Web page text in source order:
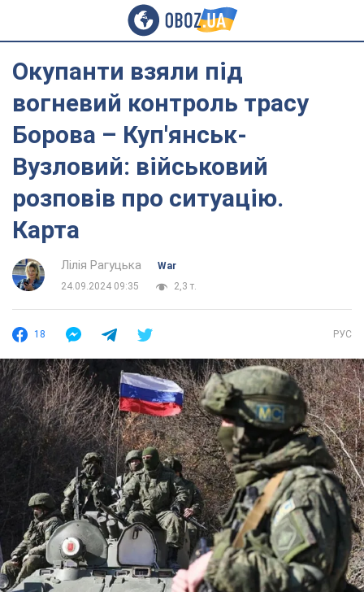
Окупанти взяли під
вогневий контроль трасу
Борова – Куп'янськ-
Вузловий: військовий
розповів про ситуацію.
Карта
Лілія Рагуцька
War
24.09.2024 09:35
2,3 т.
18 РУС